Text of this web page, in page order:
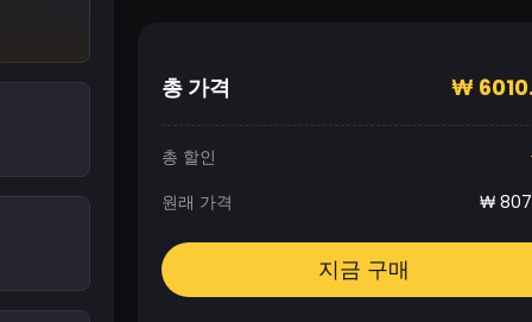
총 가격 ₩
총 할인
원래 가격
₩
지금 구매